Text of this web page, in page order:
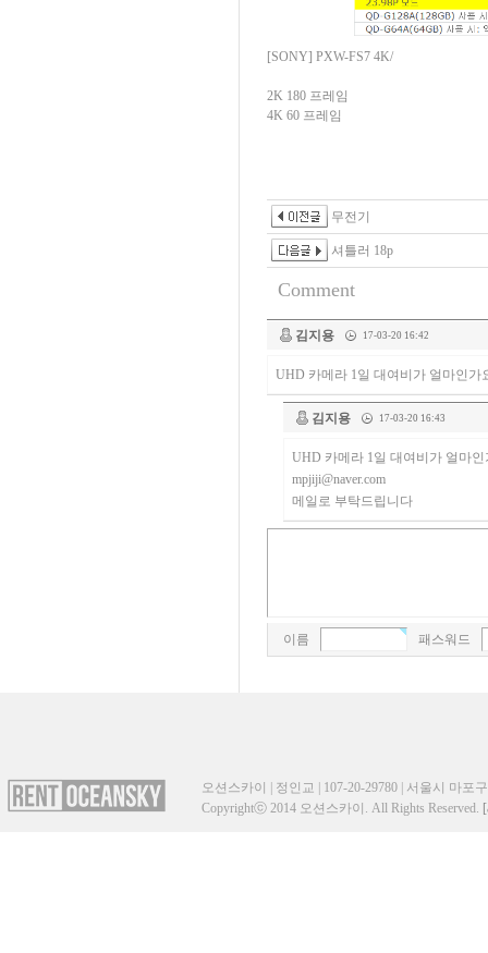
[SONY] PXW-FS7 4K/
2K 180 프레임
4K 60 프레임
무전기
셔틀러 18p
Comment
김지용 17-03-20 16:42
UHD 카메라 1일 대여비가 얼마인가
김지용 17-03-20 16:43
UHD 카메라 1일 대여비가 얼마인
mpjiji@naver.com
메일로 부탁드립니다
이름 패스워드
오션스카이 | 정인교 | 107-20-29780 | 서울시 마포
Copyrightⓒ 2014 오션스카이. All Rights Reserved.